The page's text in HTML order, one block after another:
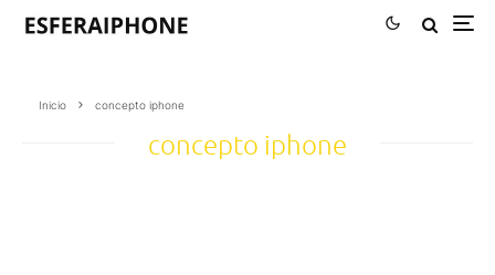
Inicio concepto iphone
concepto iphone